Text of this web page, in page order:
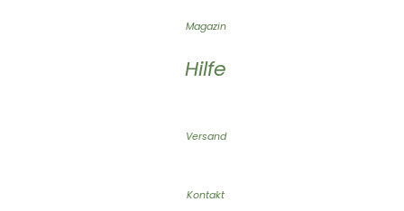
Magazin
Hilfe
Versand
Kontakt